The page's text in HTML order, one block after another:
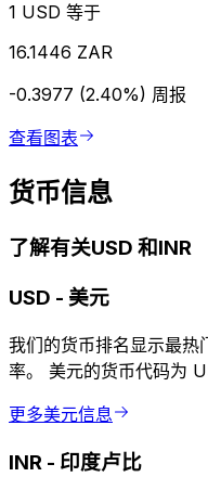
1 USD 等于
16.1446 ZAR
-0.3977 (2.40%) 周报
查看图表
货币信息
了解有关USD 和INR
USD - 美元
我们的货币排名显示最
率。 美元的货币代码为
更多美元信息
INR - 印度卢比